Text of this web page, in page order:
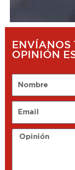
ENVÍANOS
OPINIÓN
Opinión